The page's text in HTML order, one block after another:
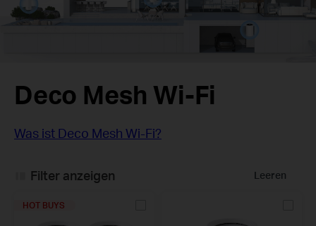
Deco Mesh Wi-Fi
Was ist Deco Mesh Wi-Fi?
Leeren
Filter anzeigen
HOT BUYS